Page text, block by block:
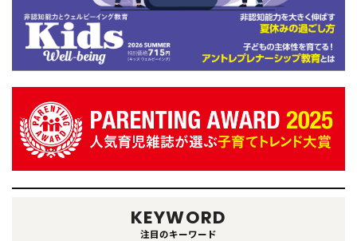
KEYWORD
注目のキーワード